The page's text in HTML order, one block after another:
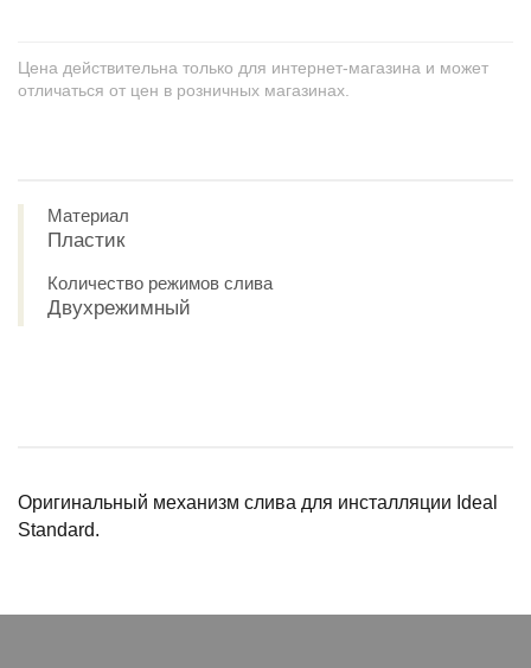
Цена действительна только для интернет-магазина и может
отличаться от цен в розничных магазинах.
Материал
Пластик
Количество режимов слива
Двухрежимный
Оригинальный механизм слива для инсталляции Ideal
Standard.